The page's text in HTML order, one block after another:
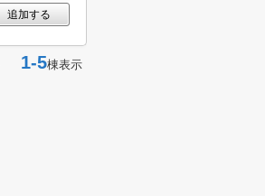
追加する
1-5棟表示